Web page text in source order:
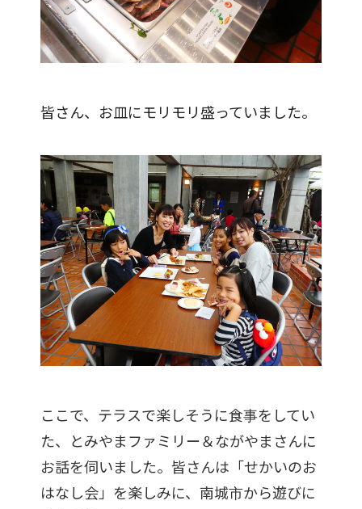
皆さん、お皿にモリモリ盛っていました。
ここで、テラスで楽しそうに食事をしてい
た、とみやまファミリー＆ながやまさんに
お話を伺いました。皆さんは「せかいのお
はなし会」を楽しみに、南城市から遊びに